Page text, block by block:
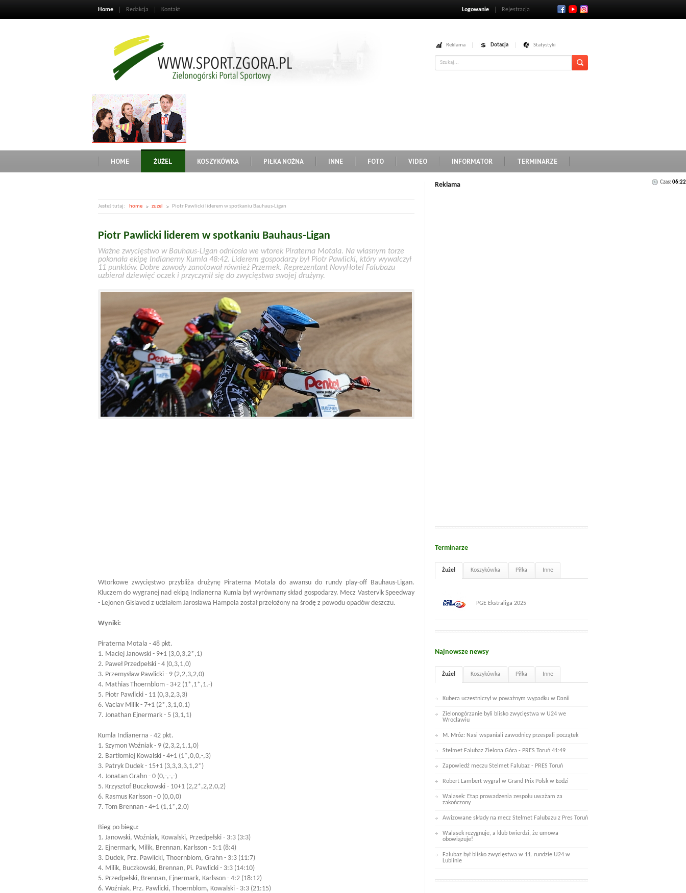
Home Redakcja Kontakt Logowanie Rejestracja
Reklama Dotacja Statystyki
HOME ŻUŻEL KOSZYKÓWKA PIŁKA NOŻNA INNE FOTO VIDEO INFORMATOR TERMINARZE
Czas:06:22
Jesteś tutaj: home zuzel Piotr Pawlicki liderem w spotkaniu Bauhaus-Ligan
Piotr Pawlicki liderem w spotkaniu Bauhaus-Ligan
Ważne zwycięstwo w Bauhaus-Ligan odniosła we wtorek Piraterna Motala. Na własnym torze
pokonała ekipę Indianerny Kumla 48:42. Liderem gospodarzy był Piotr Pawlicki, który wywalczył
11 punktów. Dobre zawody zanotował również Przemek. Reprezentant NovyHotel Falubazu
uzbierał dziewięć oczek i przyczynił się do zwycięstwa swojej drużyny.
Wtorkowe zwycięstwo przybliża drużynę Piraterna Motala do awansu do rundy play-off Bauhaus-Ligan.
Kluczem do wygranej nad ekipą Indianerna Kumla był wyrównany skład gospodarzy. Mecz Vastervik Speedway
- Lejonen Gislaved z udziałem Jarosława Hampela został przełożony na środę z powodu opadów deszczu.
Wyniki:
Piraterna Motala - 48 pkt.
1. Maciej Janowski - 9+1 (3,0,3,2*,1)
2. Paweł Przedpełski - 4 (0,3,1,0)
3. Przemysław Pawlicki - 9 (2,2,3,2,0)
4. Mathias Thoernblom - 3+2 (1*,1*,1,-)
5. Piotr Pawlicki - 11 (0,3,2,3,3)
6. Vaclav Milik - 7+1 (2*,3,1,0,1)
7. Jonathan Ejnermark - 5 (3,1,1)
Kumla Indianerna - 42 pkt.
1. Szymon Woźniak - 9 (2,3,2,1,1,0)
2. Bartłomiej Kowalski - 4+1 (1*,0,0,-,3)
3. Patryk Dudek - 15+1 (3,3,3,3,1,2*)
4. Jonatan Grahn - 0 (0,-,-,-)
5. Krzysztof Buczkowski - 10+1 (2,2*,2,2,0,2)
6. Rasmus Karlsson - 0 (0,0,0)
7. Tom Brennan - 4+1 (1,1*,2,0)
Bieg po biegu:
1. Janowski, Woźniak, Kowalski, Przedpełski - 3:3 (3:3)
2. Ejnermark, Milik, Brennan, Karlsson - 5:1 (8:4)
3. Dudek, Prz. Pawlicki, Thoernblom, Grahn - 3:3 (11:7)
4. Milik, Buczkowski, Brennan, Pi. Pawlicki - 3:3 (14:10)
5. Przedpełski, Brennan, Ejnermark, Karlsson - 4:2 (18:12)
6. Woźniak, Prz. Pawlicki, Thoernblom, Kowalski - 3:3 (21:15)
Reklama
Terminarze
Żużel Koszykówka Piłka Inne
PGE Ekstraliga 2025
Najnowsze newsy
Żużel Koszykówka Piłka Inne
Kubera uczestniczył w poważnym wypadku w Danii
Zielonogórzanie byli blisko zwycięstwa w U24 we
Wrocławiu
M. Mróz: Nasi wspaniali zawodnicy przespali początek
Stelmet Falubaz Zielona Góra - PRES Toruń 41:49
Zapowiedź meczu Stelmet Falubaz - PRES Toruń
Robert Lambert wygrał w Grand Prix Polsk w Łodzi
Walasek: Etap prowadzenia zespołu uważam za
zakończony
Awizowane składy na mecz Stelmet Falubazu z Pres Toruń
Walasek rezygnuje, a klub twierdzi, że umowa
obowiązuje!
Falubaz był blisko zwycięstwa w 11. rundzie U24 w
Lublinie